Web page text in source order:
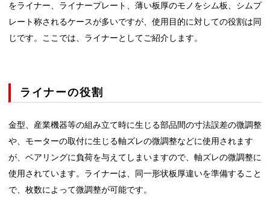
をライナー、ライナープレート、薄い板厚のモノをシム板、シムプ
レート称されるケースが多いですが、使用目的に対しての役割は同
じです。ここでは、ライナーとしてご紹介します。
ライナーの役割
金型、産業機器等の組み立て時に生じる部品間の寸法誤差の微調整
や、モーターの取付に生じる軸ズレの微調整などに使用されます
が、ベアリングに負荷を与えてしまいますので、軸ズレの微調整に
使用されています。ライナーは、同一形状板厚違いを準備すること
で、枚数によって微調整が可能です。